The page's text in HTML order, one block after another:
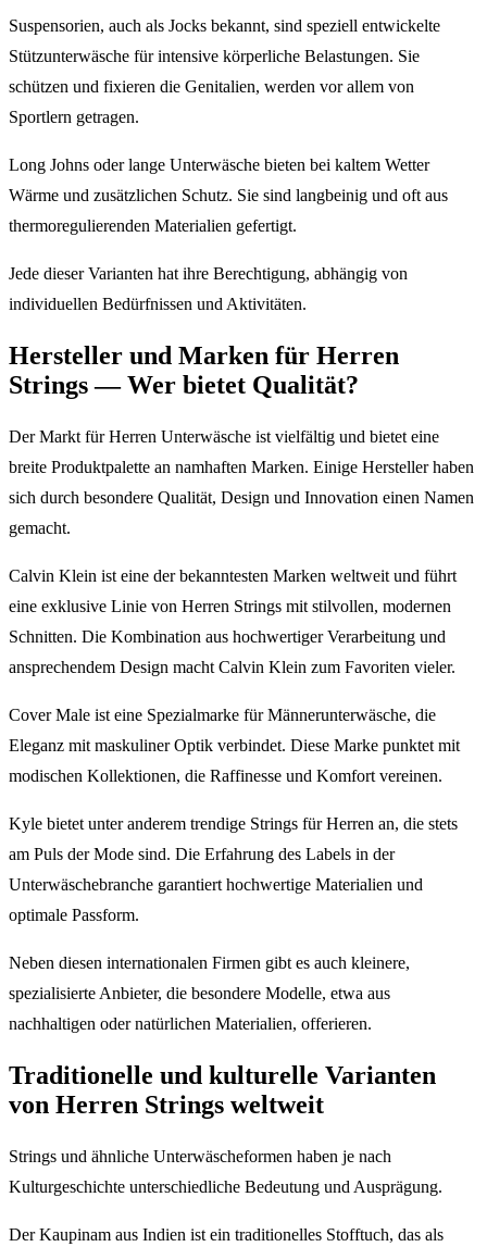
Suspensorien, auch als Jocks bekannt, sind speziell entwickelte
Stützunterwäsche für intensive körperliche Belastungen. Sie
schützen und fixieren die Genitalien, werden vor allem von
Sportlern getragen.
Long Johns oder lange Unterwäsche bieten bei kaltem Wetter
Wärme und zusätzlichen Schutz. Sie sind langbeinig und oft aus
thermoregulierenden Materialien gefertigt.
Jede dieser Varianten hat ihre Berechtigung, abhängig von
individuellen Bedürfnissen und Aktivitäten.
Hersteller und Marken für Herren
Strings — Wer bietet Qualität?
Der Markt für Herren Unterwäsche ist vielfältig und bietet eine
breite Produktpalette an namhaften Marken. Einige Hersteller haben
sich durch besondere Qualität, Design und Innovation einen Namen
gemacht.
Calvin Klein ist eine der bekanntesten Marken weltweit und führt
eine exklusive Linie von Herren Strings mit stilvollen, modernen
Schnitten. Die Kombination aus hochwertiger Verarbeitung und
ansprechendem Design macht Calvin Klein zum Favoriten vieler.
Cover Male ist eine Spezialmarke für Männerunterwäsche, die
Eleganz mit maskuliner Optik verbindet. Diese Marke punktet mit
modischen Kollektionen, die Raffinesse und Komfort vereinen.
Kyle bietet unter anderem trendige Strings für Herren an, die stets
am Puls der Mode sind. Die Erfahrung des Labels in der
Unterwäschebranche garantiert hochwertige Materialien und
optimale Passform.
Neben diesen internationalen Firmen gibt es auch kleinere,
spezialisierte Anbieter, die besondere Modelle, etwa aus
nachhaltigen oder natürlichen Materialien, offerieren.
Traditionelle und kulturelle Varianten
von Herren Strings weltweit
Strings und ähnliche Unterwäscheformen haben je nach
Kulturgeschichte unterschiedliche Bedeutung und Ausprägung.
Der Kaupinam aus Indien ist ein traditionelles Stofftuch, das als